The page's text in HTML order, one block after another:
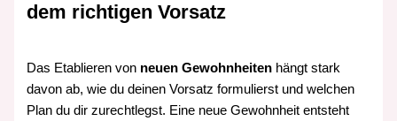
dem richtigen Vorsatz
Das Etablieren von neuen Gewohnheiten hängt stark
davon ab, wie du deinen Vorsatz formulierst und welchen
Plan du dir zurechtlegst. Eine neue Gewohnheit entsteht